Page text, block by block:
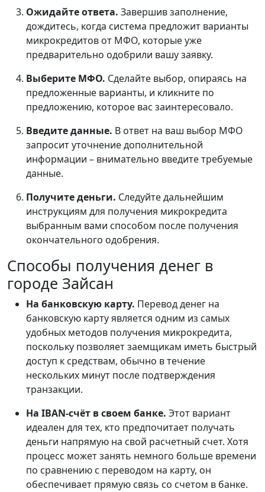
Ожидайте ответа. Завершив заполнение,
дождитесь, когда система предложит варианты
микрокредитов от МФО, которые уже
предварительно одобрили вашу заявку.
Выберите МФО. Сделайте выбор, опираясь на
предложенные варианты, и кликните по
предложению, которое вас заинтересовало.
Введите данные. В ответ на ваш выбор МФО
запросит уточнение дополнительной
информации – внимательно введите требуемые
данные.
Получите деньги. Следуйте дальнейшим
инструкциям для получения микрокредита
выбранным вами способом после получения
окончательного одобрения.
Способы получения денег в
городе Зайсан
На банковскую карту. Перевод денег на
банковскую карту является одним из самых
удобных методов получения микрокредита,
поскольку позволяет заемщикам иметь быстрый
доступ к средствам, обычно в течение
нескольких минут после подтверждения
транзакции.
На IBAN-счёт в своем банке. Этот вариант
идеален для тех, кто предпочитает получать
деньги напрямую на свой расчетный счет. Хотя
процесс может занять немного больше времени
по сравнению с переводом на карту, он
обеспечивает прямую связь со счетом в банке.